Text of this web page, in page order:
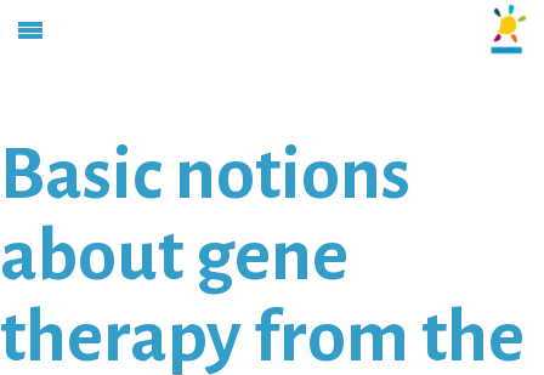
Basic notions
about gene
therapy from the